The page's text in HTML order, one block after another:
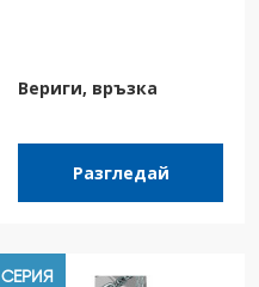
Вериги, връзка
Разгледай
СЕРИЯ